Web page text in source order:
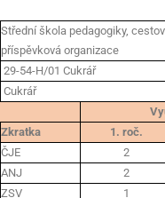
Střední škola pedagogiky,
příspěvková organizace
29-54-H/01 Cukrář
Cukrář
Zkratka
1. roč.
ČJE
2
ANJ
2
ZSV
1